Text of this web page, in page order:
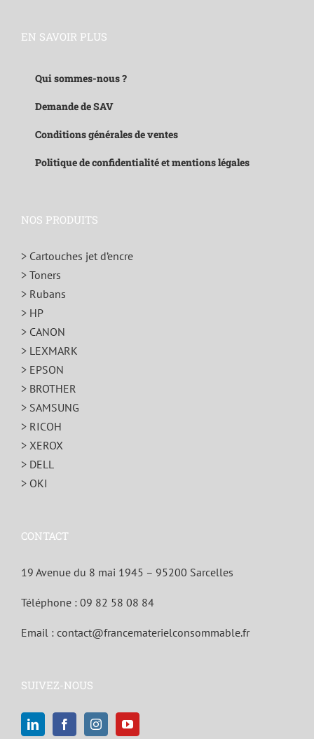
EN SAVOIR PLUS
Qui sommes-nous ?
Demande de SAV
Conditions générales de ventes
Politique de confidentialité et mentions légales
NOS PRODUITS
> Cartouches jet d’encre
> Toners
> Rubans
> HP
> CANON
> LEXMARK
> EPSON
> BROTHER
> SAMSUNG
> RICOH
> XEROX
> DELL
> OKI
CONTACT
19 Avenue du 8 mai 1945 – 95200 Sarcelles
Téléphone : 09 82 58 08 84
Email : contact@francematerielconsommable.fr
SUIVEZ-NOUS